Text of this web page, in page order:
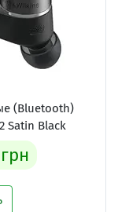
(Bluetooth)
Satin Black